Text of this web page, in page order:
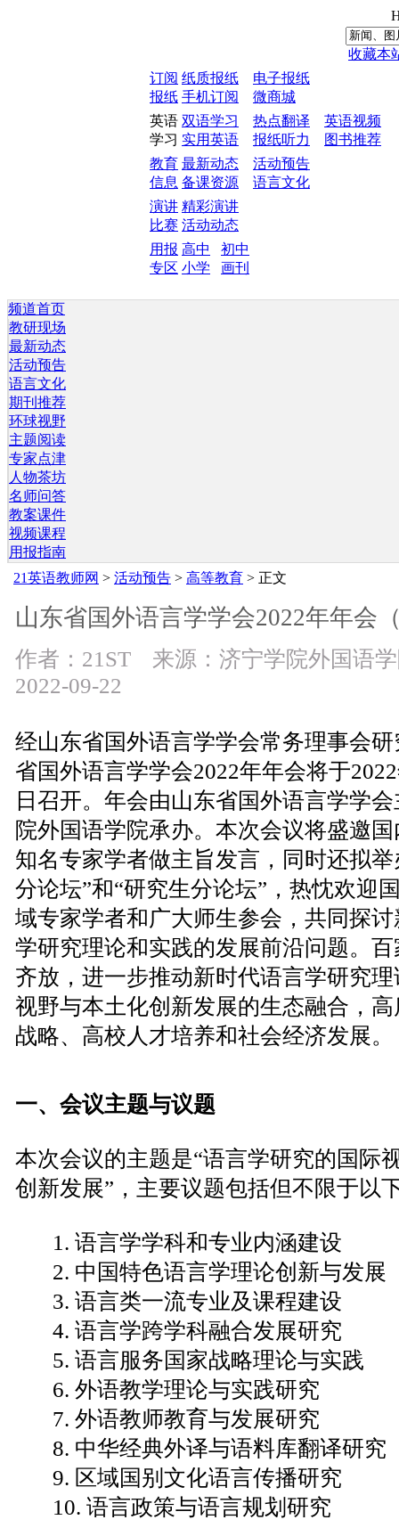
收藏本
订阅
报纸
纸质报纸
电子报纸
手机订阅
微商城
英语
学习
双语学习 热点翻译
英语视频
实用英语
报纸听力
图书推荐
教育
信息
最新动态
活动预告
备课资源
语言文化
演讲
比赛
精彩演讲
活动动态
用报
专区
高中
初中
小学
画刊
频道首页
教研现场
最新动态
活动预告
语言文化
期刊推荐
环球视野
主题阅读
专家点津
人物茶坊
名师问答
教案课件
视频课程
用报指南
21英语教师网 > 活动预告 > 高等教育 > 正文
山东省国外语言学学会2022年年会
作者：21ST 来源：济宁学院外国语
2022-09-22
经山东省国外语言学学会常务理事会
省国外语言学学会2022年年会将于
日召开。年会由山东省国外语言学学
院外国语学院承办。本次会议将盛邀
知名专家学者做主旨发言，同时还拟举
分论坛”和“研究生分论坛”，热忱欢迎
域专家学者和广大师生参会，共同探
学研究理论和实践的发展前沿问题。
齐放，进一步推动新时代语言学研究
视野与本土化创新发展的生态融合，
战略、高校人才培养和社会经济发展。
一、会议主题与议题
本次会议的主题是“语言学研究的国际
创新发展”，主要议题包括但不限于以
1. 语言学学科和专业内涵建设
2. 中国特色语言学理论创新与发展
3. 语言类一流专业及课程建设
4. 语言学跨学科融合发展研究
5. 语言服务国家战略理论与实践
6. 外语教学理论与实践研究
7. 外语教师教育与发展研究
8. 中华经典外译与语料库翻译研究
9. 区域国别文化语言传播研究
10. 语言政策与语言规划研究